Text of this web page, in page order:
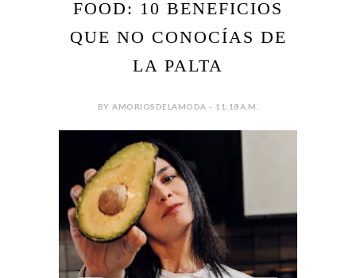
FOOD: 10 BENEFICIOS
QUE NO CONOCÍAS DE
LA PALTA
BY AMORIOSDELAMODA - 11:18 A.M.